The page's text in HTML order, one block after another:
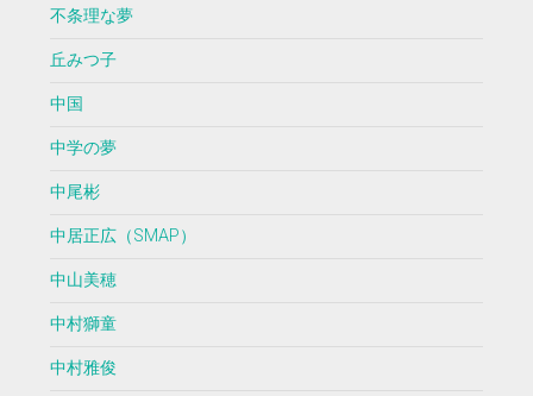
不条理な夢
丘みつ子
中国
中学の夢
中尾彬
中居正広（SMAP）
中山美穂
中村獅童
中村雅俊